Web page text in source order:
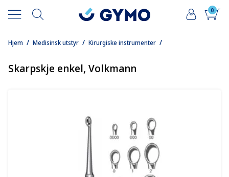
0
/
Hjem /
Medisinsk utstyr /
Kirurgiske instrumenter
Skarpskje enkel, Volkmann